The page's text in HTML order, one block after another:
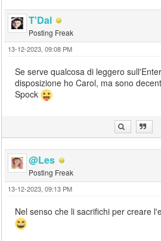
T'Dal
Posting Freak
13-12-2023, 09:08 PM
Se serve qualcosa di leggero
disposizione ho Carol, ma sono
Spock
@Les
Posting Freak
13-12-2023, 09:13 PM
Nel senso che li sacrifichi per creare